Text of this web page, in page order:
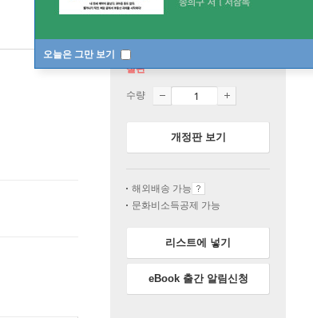
오늘은 그만 보기
절판
수량
개정판 보기
해외배송 가능
문화비소득공제 가능
리스트에 넣기
eBook 출간 알림신청